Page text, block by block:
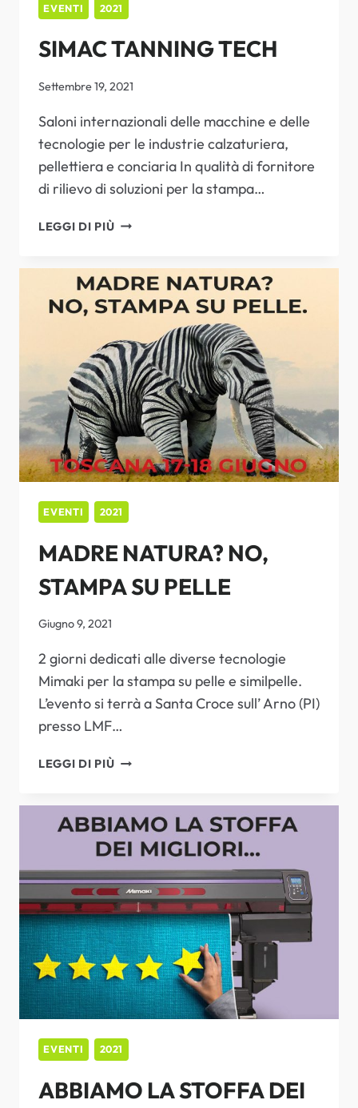
EVENTI 2021
SIMAC TANNING TECH
Settembre 19, 2021
Saloni internazionali delle macchine e delle
tecnologie per le industrie calzaturiera,
pellettiera e conciaria In qualità di fornitore
di rilievo di soluzioni per la stampa…
LEGGI DI PIÙSIMAC
EVENTI 2021
MADRE NATURA? NO,
STAMPA SU PELLE
Giugno 9, 2021
2 giorni dedicati alle diverse tecnologie
Mimaki per la stampa su pelle e similpelle.
L’evento si terrà a Santa Croce sull’ Arno (PI)
presso LMF…
LEGGI DI PIÙMADRE
STAMPA
SU
PELLE
EVENTI 2021
ABBIAMO LA STOFFA DEI